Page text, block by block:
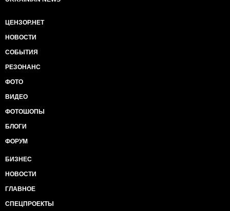
ЦЕНЗОР.НЕТ
НОВОСТИ
СОБЫТИЯ
РЕЗОНАНС
ФОТО
ВИДЕО
ФОТОШОПЫ
БЛОГИ
ФОРУМ
БИЗНЕС
НОВОСТИ
ГЛАВНОЕ
СПЕЦПРОЕКТЫ